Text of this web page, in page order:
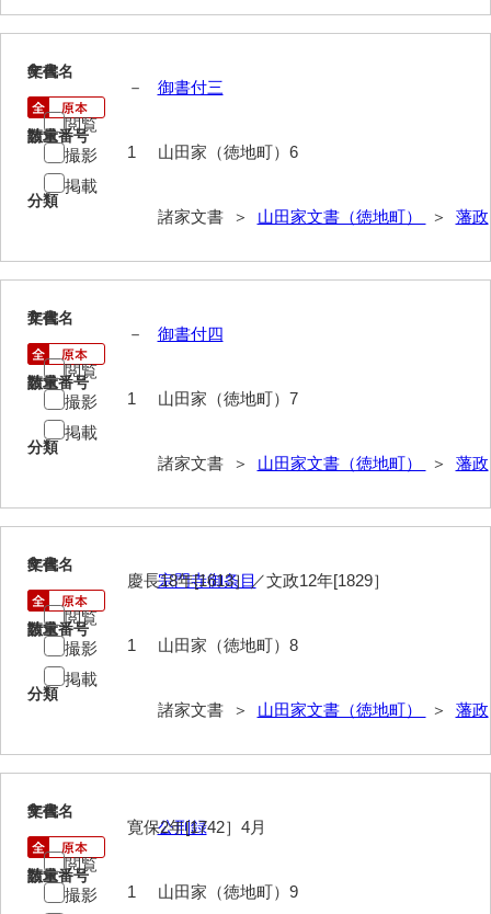
宇野家文書
浦家文書
恵良宏収集文書
大谷家文書
大野毛利家文書
岡家文書（福栄村）
岡田家文書（萩市）
6
文書名
御書付三
請求番号
山田家（徳地町）6
分類
諸家文書 ＞ 山田家文書（徳地町） ＞ 藩政
年代
－
数量
1
閲覧
撮影
掲載
7
文書名
御書付四
請求番号
山田家（徳地町）7
分類
諸家文書 ＞ 山田家文書（徳地町） ＞ 藩政
年代
－
数量
1
閲覧
撮影
掲載
8
文書名
宗門寺御条目
請求番号
山田家（徳地町）8
分類
諸家文書 ＞ 山田家文書（徳地町） ＞ 藩政
年代
慶長18年[1613］／文政12年[1829］
数量
1
閲覧
撮影
掲載
9
文書名
公刑録
請求番号
山田家（徳地町）9
年代
寛保2年[1742］4月
数量
1
閲覧
撮影